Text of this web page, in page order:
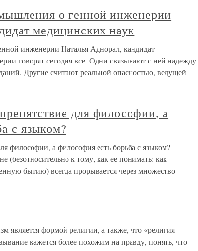
о генной инженерии
медицинских наук
инженерии Наталья Аднорал, кандидат
говорят сегодня все. Одни связывают с ней надежду
Другие считают реальной опасностью, ведущей
для философии, а
с языком?
философии, а философия есть борьба с языком?
(безотносительно к тому, как ее понимать: как
бытию) всегда прорывается через множество
является формой религии, а также, что «религия —
кажется более похожим на правду, понять, что